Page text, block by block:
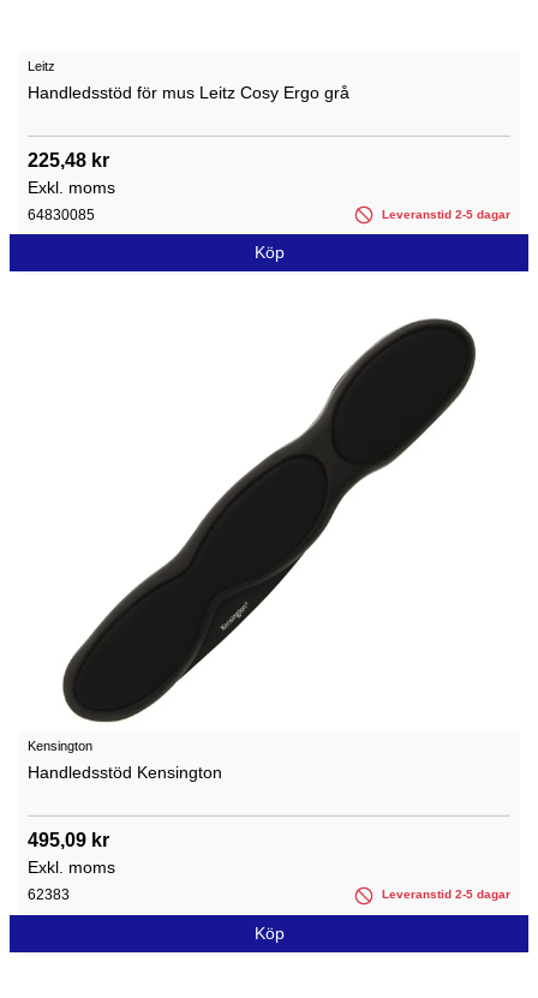
Leitz
Handledsstöd för mus Leitz Cosy Ergo grå
225,48 kr
Exkl. moms
64830085 Leveranstid 2-5 dagar
Köp
Kensington
Handledsstöd Kensington
495,09 kr
Exkl. moms
62383 Leveranstid 2-5 dagar
Köp